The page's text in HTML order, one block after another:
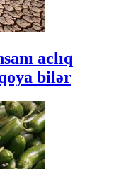
aclıq
bilər